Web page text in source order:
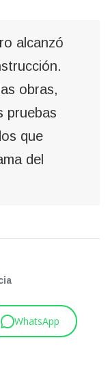
alcanzó
obras,
pruebas
que
del
WhatsApp